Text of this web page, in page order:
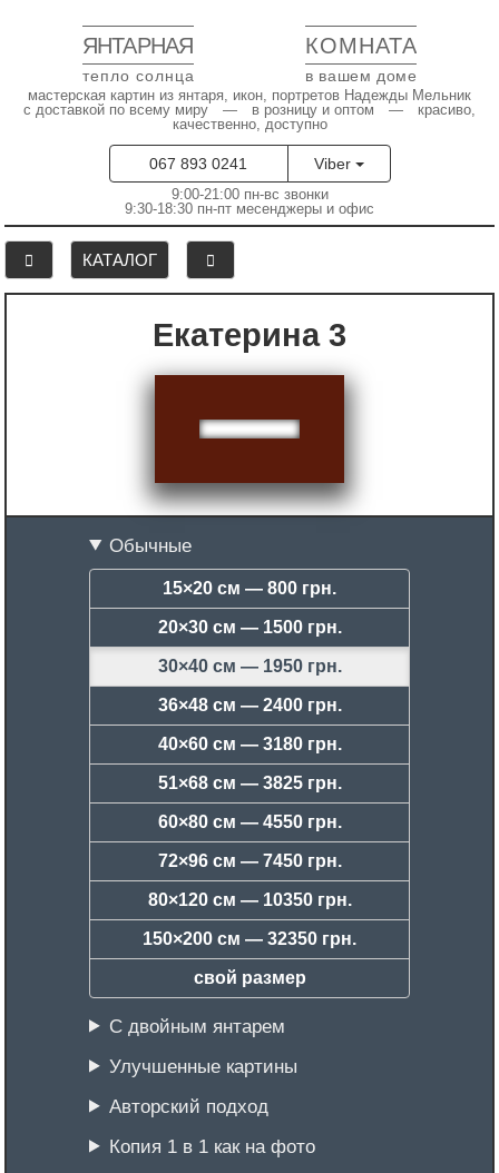
ЯНТАРНАЯ КОМНАТА
тепло солнца в вашем доме
мастерская картин из янтаря, икон, портретов Надежды Мельник
с доставкой по всему миру — в розницу и оптом — красиво,
качественно, доступно
067 893 0241 Viber
9:00-21:00 пн-вс звонки
9:30-18:30 пн-пт месенджеры и офис
КАТАЛОГ
Екатерина 3
Обычные
15×20 см — 800 грн.
20×30 см — 1500 грн.
30×40 см — 1950 грн.
36×48 см — 2400 грн.
40×60 см — 3180 грн.
51×68 см — 3825 грн.
60×80 см — 4550 грн.
72×96 см — 7450 грн.
80×120 см — 10350 грн.
150×200 см — 32350 грн.
свой размер
С двойным янтарем
Улучшенные картины
Авторский подход
Копия 1 в 1 как на фото